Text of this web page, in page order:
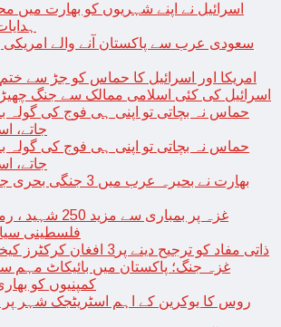
اسرائیل نے اپنے شہریوں کو بھارت میں
سعودی عرب سے پاکستان آنے والے امریکی
امریکا اور اسرائیل کا حماس کو جڑ سے ختم
اسرائیل کی کئی اسلامی ممالک سے جنگ
حماس نہ بچاتی تو اپنی ہی فوج کی گولہ
جاتے،
حماس نہ بچاتی تو اپنی ہی فوج کی گولہ
جاتے،
بھارت نے بحیرہ عرب میں
غزہ پر بمباری سے
فلسطینی
ذاتی مفاد کو ترجیح دینے پر3 افغان کرکٹرز کیخلاف کارروائی
غزہ جنگ؛ پاکستان میں بائیکاٹ مہم
کمپنیوں کو
روس کا یوکرین کے اہم اسٹریٹجک شہر پر